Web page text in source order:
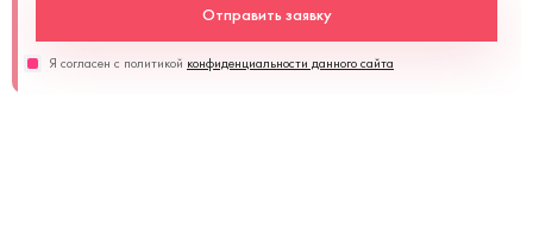
Отправить заявку
Я согласен с политикой конфиденциальности данного сайта